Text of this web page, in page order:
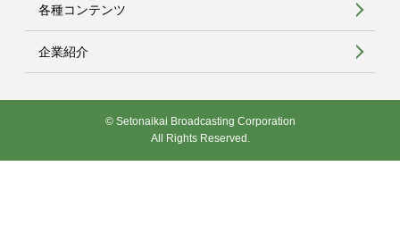
各種コンテンツ
企業紹介
© Setonaikai Broadcasting Corporation
All Rights Reserved.